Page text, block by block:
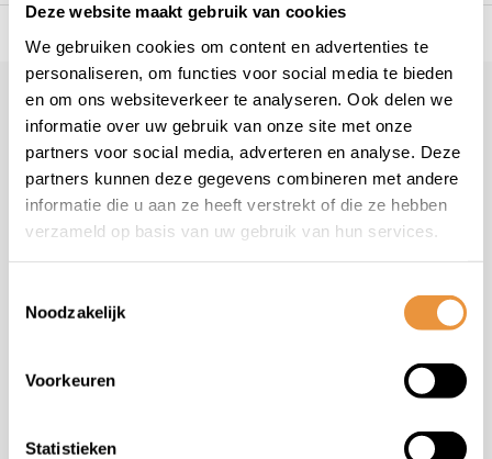
Deze website maakt gebruik van cookies
We gebruiken cookies om content en advertenties te
personaliseren, om functies voor social media te bieden
en om ons websiteverkeer te analyseren. Ook delen we
informatie over uw gebruik van onze site met onze
partners voor social media, adverteren en analyse. Deze
partners kunnen deze gegevens combineren met andere
informatie die u aan ze heeft verstrekt of die ze hebben
verzameld op basis van uw gebruik van hun services.
Noodzakelijk
Voorkeuren
Statistieken
Klantenservice geopend
Veelgestelde vragen
+31 78 780 2330
info@artsloten.nl